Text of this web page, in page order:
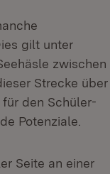
gilt unter
zwischen
Strecke über
den Schüler-
Potenziale.
Seite an einer